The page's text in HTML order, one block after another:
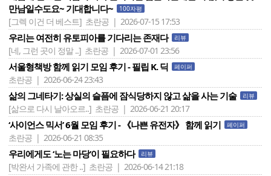
만남일수도요~ 기대합니다~
100자평
[그렉 이건 더 베스트] 초란공 | 2026-07-15 17:53
우리는 여전히 유토피아를 기다리는 존재다 리뷰
[네, 그런 곳이 정말 ..] 초란공 | 2026-07-01 23:56
서울형책방 함께 읽기 모임 후기 - 필립 K. 딕 페이퍼
초란공 | 2026-06-24 23:43
삶의 그네타기: 상실의 슬픔에 잠식당하지 않고 삶을 사는 기술 리뷰
[삶으로 다시 날아오르..] 초란공 | 2026-06-21 20:17
‘사이언스 믹서’ 6월 모임 후기 - 《나쁜 유전자》 함께 읽기 페이퍼
초란공 | 2026-06-21 08:35
우리에게도 ‘노는 마당’이 필요하다 리뷰
[박완서 가족에 관한 ..] 초란공 | 2026-06-14 21:18